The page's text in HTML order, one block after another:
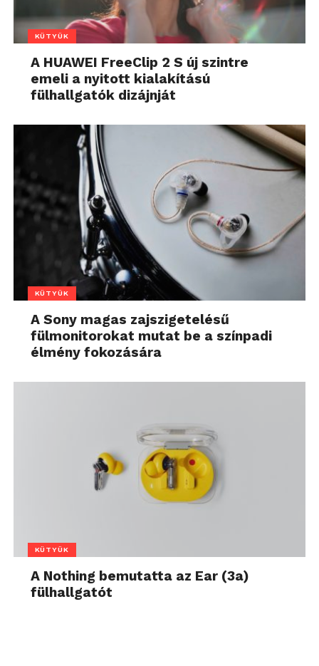
KÜTYÜK
A HUAWEI FreeClip 2 S új szintre
emeli a nyitott kialakítású
fülhallgatók dizájnját
KÜTYÜK
A Sony magas zajszigetelésű
fülmonitorokat mutat be a színpadi
élmény fokozására
KÜTYÜK
A Nothing bemutatta az Ear (3a)
fülhallgatót